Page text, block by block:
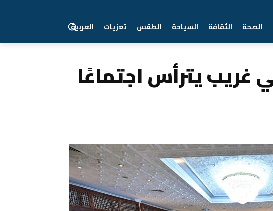
الصحة الثقافة السياحة الطقس تعزيات العربية
غريب يترأس اجتماعًا